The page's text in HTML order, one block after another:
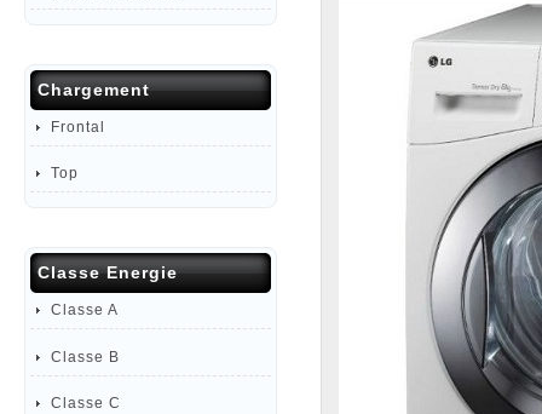
Chargement
Frontal
Top
Classe Energie
Classe A
Classe B
Classe C